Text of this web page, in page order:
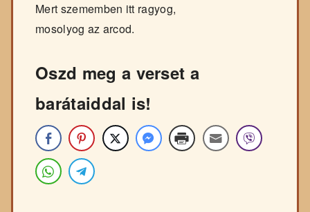
Mert szememben itt ragyog,
mosolyog az arcod.
Oszd meg a verset a
barátaiddal is!